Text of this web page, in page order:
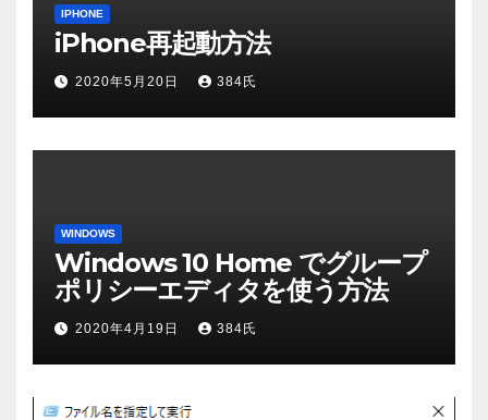
IPHONE
iPhone再起動方法
2020年5月20日 384氏
WINDOWS
Windows 10 Home でグループ
ポリシーエディタを使う方法
2020年4月19日 384氏